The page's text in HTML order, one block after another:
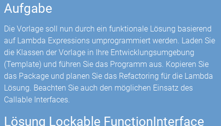
Aufgabe
Die Vorlage soll nun durch ein funktionale Lösung basierend
auf Lambda Expressions umprogrammiert werden. Laden Sie
die Klassen der Vorlage in Ihre Entwicklungsumgebung
(Template) und führen Sie das Programm aus. Kopieren Sie
das Package und planen Sie das Refactoring für die Lambda
Lösung. Beachten Sie auch den möglichen Einsatz des
Callable Interfaces.
Lösung Lockable FunctionInterface